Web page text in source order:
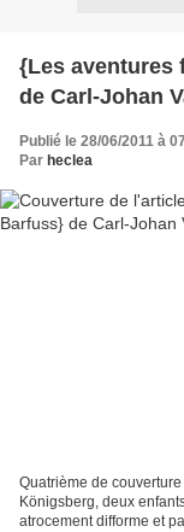
{Les aventures
de Carl-Johan
Publié le 28/06/2011 à
Par heclea
Quatrième de
Königsberg, deux
atrocement difforme et